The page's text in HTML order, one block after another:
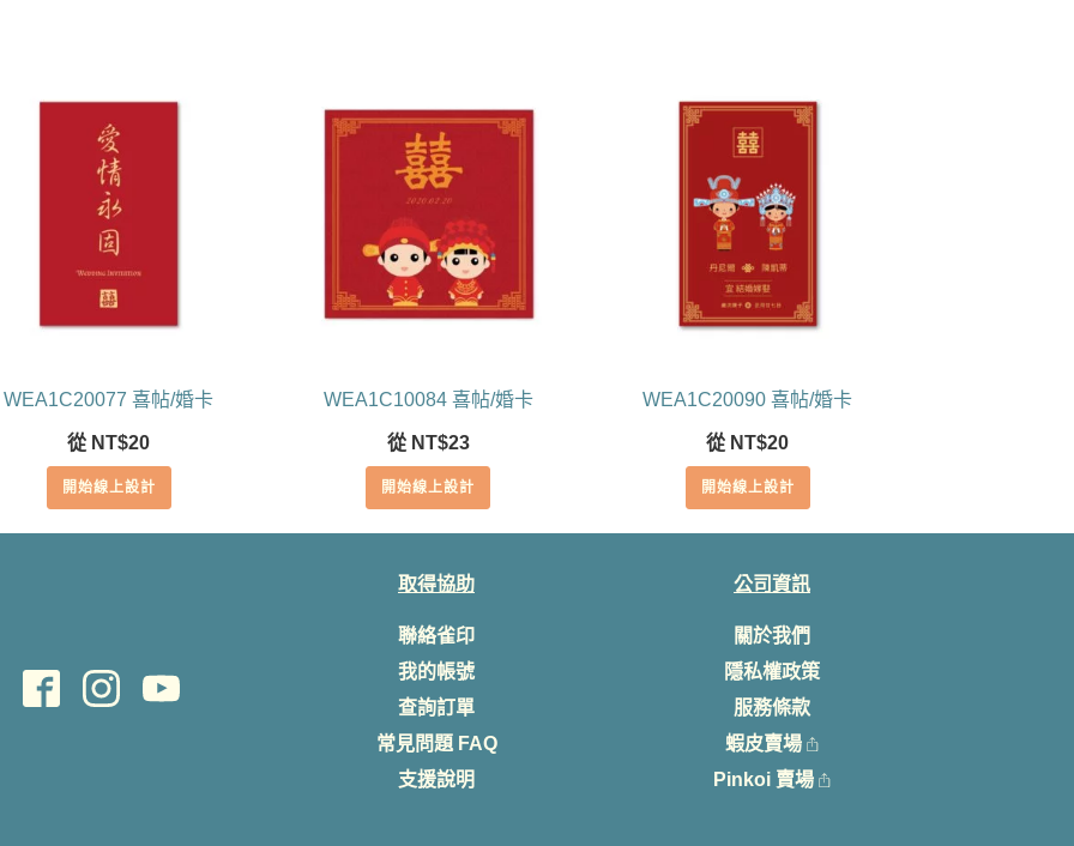
WEA1C20077 喜帖/婚卡
從 NT$20
開始線上設計
WEA1C10084 喜帖/婚卡
從 NT$23
開始線上設計
WEA1C20090 喜帖/婚卡
從 NT$20
開始線上設計
取得協助
聯絡雀印
我的帳號
查詢訂單
常見問題 FAQ
支援說明
公司資訊
關於我們
隱私權政策
服務條款
蝦皮賣場
Pinkoi 賣場